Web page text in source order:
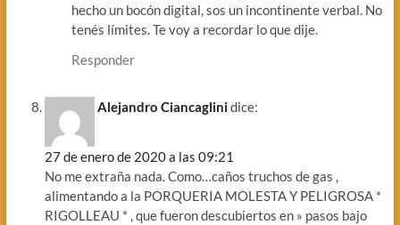
hecho un bocón digital, sos un incontinente verbal. No
tenés límites. Te voy a recordar lo que dije.
Responder
Alejandro Ciancaglinidice:
27 de enero de 2020 a las 09:21
No me extraña nada. Como…caños truchos de gas ,
alimentando a la PORQUERIA MOLESTA Y PELIGROSA *
RIGOLLEAU * , que fueron descubiertos en » pasos bajo